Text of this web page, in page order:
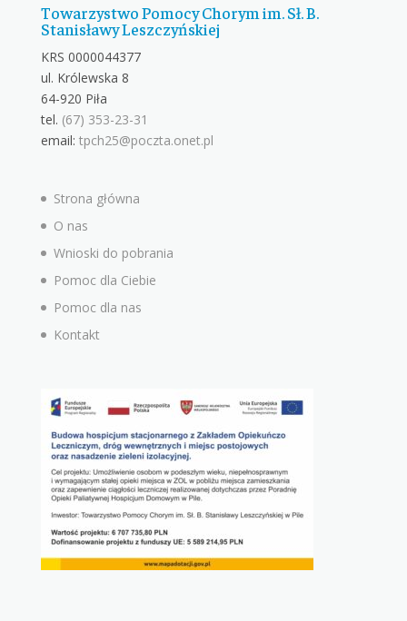
Towarzystwo Pomocy Chorym im. Sł. B.
Stanisławy Leszczyńskiej
KRS 0000044377
ul. Królewska 8
64-920 Piła
tel. (67) 353-23-31
email: tpch25@poczta.onet.pl
Strona główna
O nas
Wnioski do pobrania
Pomoc dla Ciebie
Pomoc dla nas
Kontakt